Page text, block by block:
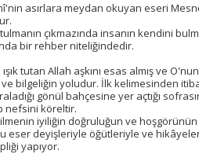
asırlara meydan okuyan eseri
çıkmazında insanın kendini
bir rehber niteliğindedir.
tutan Allah aşkını esas almış ve
ve bilgeliğin yoludur. İlk kelimesinden
gönül bahçesine yer açtığı
nefsini köreltir.
iyiliğin doğruluğun ve
eser deyişleriyle öğütleriyle ve
yapıyor.